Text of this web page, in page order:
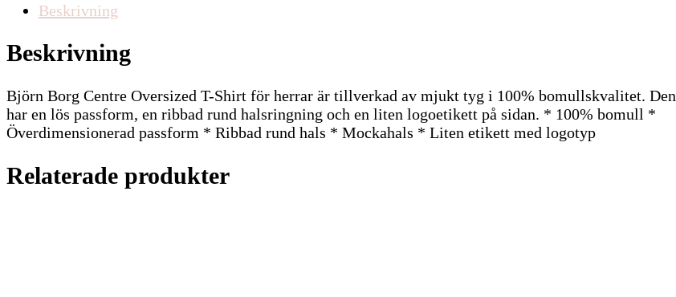
Beskrivning
Beskrivning
Björn Borg Centre Oversized T-Shirt för herrar är tillverkad av mjukt tyg i 100% bomullskvalitet. Den
har en lös passform, en ribbad rund halsringning och en liten logoetikett på sidan. * 100% bomull *
Överdimensionerad passform * Ribbad rund hals * Mockahals * Liten etikett med logotyp
Relaterade produkter